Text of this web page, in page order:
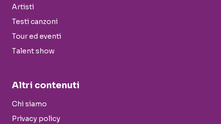
Artisti
Testi canzoni
Tour ed eventi
Talent show
Altri contenuti
Chi siamo
Privacy policy